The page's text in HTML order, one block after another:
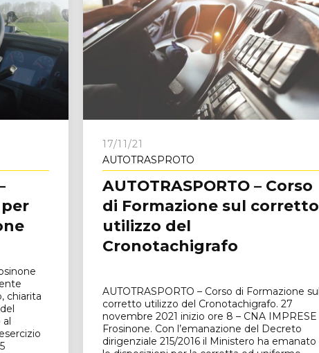
chiarita
17/11/21
AUTOTRASPROTO
AUTOTRASPORTO – Corso
di Formazione sul corretto
utilizzo del
Cronotachigrafo
AUTOTRASPORTO – Corso di Formazione sul
corretto utilizzo del Cronotachigrafo. 27
novembre 2021 inizio ore 8 – CNA IMPRESE
Frosinone. Con l’emanazione del Decreto
dirigenziale 215/2016 il Ministero ha emanato